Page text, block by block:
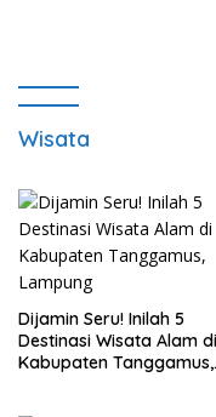
Wisata
Dijamin Seru! Inilah 5
Destinasi Wisata Alam di
Kabupaten Tanggamus,